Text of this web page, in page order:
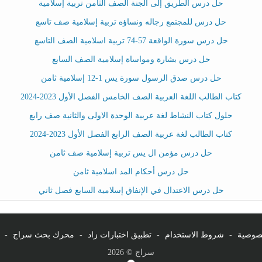
حل درس الطريق إلى الجنة الصف الثامن تربية إسلامية
حل درس للمجتمع رجاله ونساؤه تربية إسلامية صف تاسع
حل درس سورة الواقعة 57-74 تربية اسلامية الصف التاسع
حل درس بشارة ومواساة إسلامية الصف السابع
حل درس صدق الرسول سورة يس 1-12 إسلامية ثامن
كتاب الطالب اللغة العربية الصف الخامس الفصل الأول 2023-2024
حلول كتاب النشاط لغة عربية الوحدة الاولى والثانية صف رابع
كتاب الطالب لغة عربية الصف الرابع الفصل الأول 2023-2024
حل درس مؤمن ال يس تربية إسلامية صف ثامن
حل درس أحكام المد اسلامية ثامن
حل درس الاعتدال في الإنفاق إسلامية السابع فصل ثاني
- شروط الاستخدام - تطبيق اختبارات زاد - محرك بحث سراج -
سراج © 2026